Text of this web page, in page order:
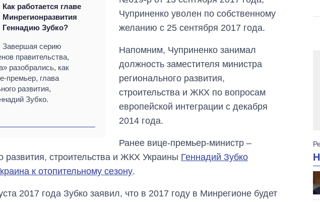
Как работается главе
Минрегионразвития
Геннадию Зубко?
Завершая серию
правительства,
разобрались, как
премьер, глава
развития,
Зубко.
Чуприненко уволен по собственному
желанию с 25 сентября 2017 года.
Напомним, Чуприненко занимал
должность заместителя министра
регионального развития,
строительства и ЖКХ по вопросам
европейской интеграции с декабря
2014 года.
Ранее вице-премьер-министр –
развития, строительства и ЖКХ Украины Геннадий Зубко
к отопительному сезону.
2017 года Зубко заявил, что в 2017 году в Минрегионе будет
холодную воду в
городах Украины